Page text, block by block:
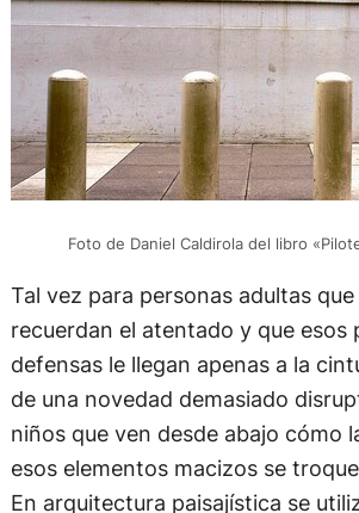
Foto de Daniel Caldirola del libro
Tal vez para personas adultas
recuerdan el atentado y que esos
defensas le llegan apenas a la
de una novedad demasiado
niños que ven desde abajo cómo
esos elementos macizos se
En arquitectura paisajística se